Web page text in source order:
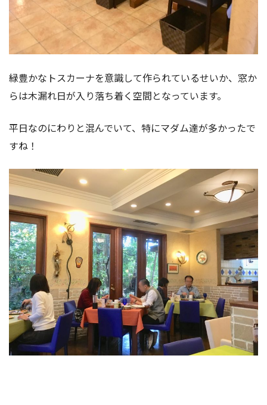
緑豊かなトスカーナを意識して作られているせいか、窓か
らは木漏れ日が入り落ち着く空間となっています。
平日なのにわりと混んでいて、特にマダム達が多かったで
すね！